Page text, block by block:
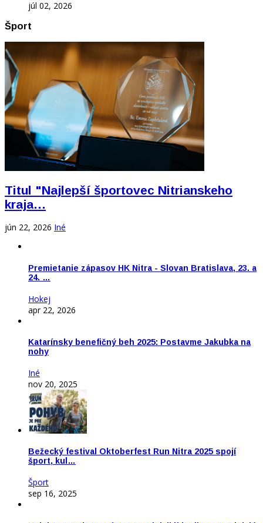
júl 02, 2026
Šport
Titul "Najlepší športovec Nitrianskeho
kraja…
jún 22, 2026 Iné
Premietanie zápasov HK Nitra - Slovan Bratislava, 23. a
24. …
Hokej
apr 22, 2026
Katarínsky benefičný beh 2025: Postavme Jakubka na
nohy
Iné
nov 20, 2025
Bežecký festival Oktoberfest Run Nitra 2025 spojí
šport, kul…
Šport
sep 16, 2025